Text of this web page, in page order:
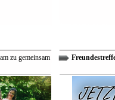
zu gemeinsam